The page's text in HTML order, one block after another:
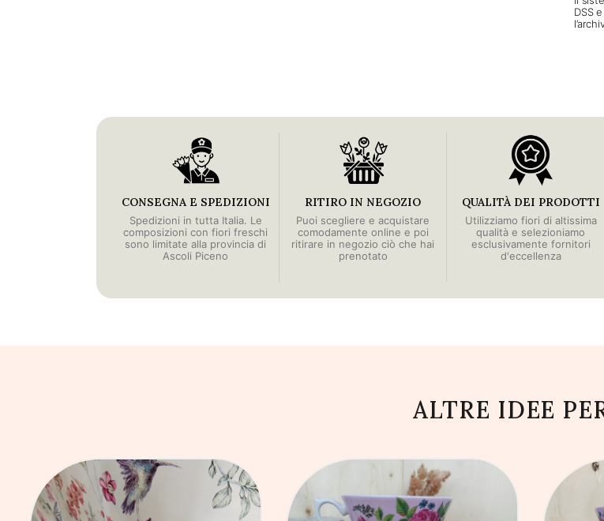
DSS
CONSEGNA E SPEDIZIONI
Spedizioni in tutta Italia. Le
composizioni con fiori freschi
sono limitate alla provincia di
Ascoli Piceno
RITIRO IN NEGOZIO
Puoi scegliere e acquistare
comodamente online e poi
ritirare in negozio ciò che hai
prenotato
QUALITÀ DEI PRODOTTI
Utilizziamo fiori di altissima
qualità e selezioniamo
esclusivamente fornitori
d'eccellenza
ALTRE IDEE